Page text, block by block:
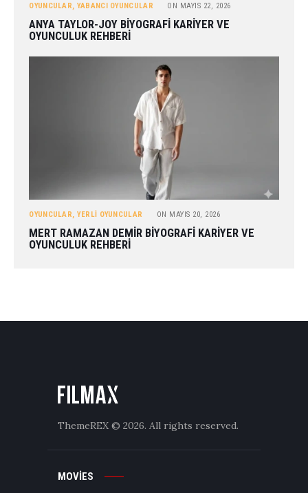
OYUNCULAR, YABANCI OYUNCULAR ON MAYIS 22, 2026
ANYA TAYLOR-JOY BIYOGRAFI KARIYER VE
OYUNCULUK REHBERI
OYUNCULAR, YERLI OYUNCULAR ON MAYIS 20, 2026
MERT RAMAZAN DEMIR BIYOGRAFI KARIYER VE
OYUNCULUK REHBERI
ThemeREX © 2026. All rights reserved.
MOVIES